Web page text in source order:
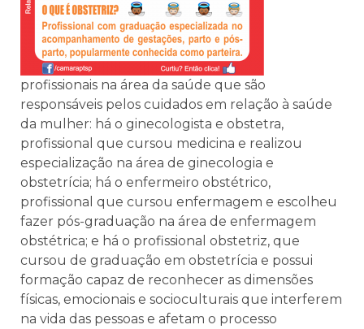
profissionais na área da saúde que são
responsáveis pelos cuidados em relação à saúde
da mulher: há o ginecologista e obstetra,
profissional que cursou medicina e realizou
especialização na área de ginecologia e
obstetrícia; há o enfermeiro obstétrico,
profissional que cursou enfermagem e escolheu
fazer pós-graduação na área de enfermagem
obstétrica; e há o profissional obstetriz, que
cursou de graduação em obstetrícia e possui
formação capaz de reconhecer as dimensões
físicas, emocionais e socioculturais que interferem
na vida das pessoas e afetam o processo